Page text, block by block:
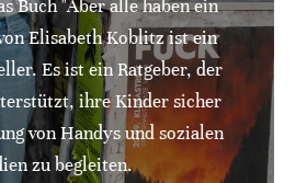
Buch "Aber alle haben ein
Elisabeth Koblitz ist ein
Es ist ein Ratgeber, der
ihre Kinder sicher
von Handys und sozialen
zu begleiten.